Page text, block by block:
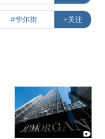
#华尔街 +关注